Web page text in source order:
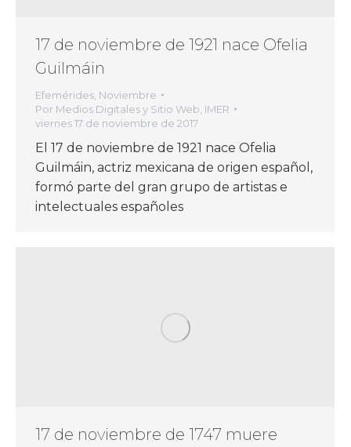
17 de noviembre de 1921 nace Ofelia
Guilmáin
Efemérides Noviembre
Por Medios Digitales y Sitio Web, IMER
viernes 17 de noviembre de 2017
El 17 de noviembre de 1921 nace Ofelia
Guilmáin, actriz mexicana de origen español,
formó parte del gran grupo de artistas e
intelectuales españoles
17 de noviembre de 1747 muere